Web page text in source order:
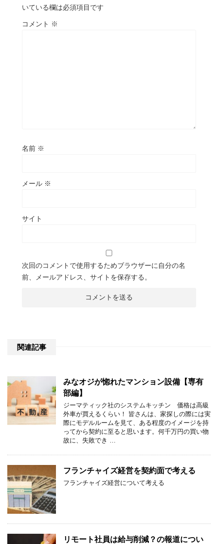
いている欄は必須項目です
コメント ※
名前 ※
メール ※
サイト
次回のコメントで使用するためブラウザーに自分の名
前、メールアドレス、サイトを保存する。
関連記事
みなオジが惚れたマンション設備【専有
部編】
ジーマティック社のシステムキッチン 価格は高級
外車が買えるくらい！ 皆さんは、家探しの際には実
際にモデルルームを見て、ある程度のイメージを持
ってから契約に至ると思います。何千万円の買い物
故に、失敗でき …
フランチャイズ経営を契約面で考える
フランチャイズ経営について考える
リモート社員は給与削減？の報道につい